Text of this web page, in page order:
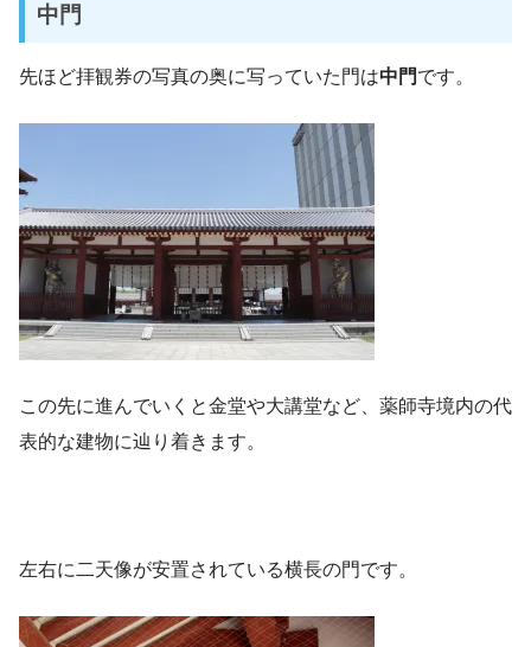
中門
先ほど拝観券の写真の奥に写っていた門は中門です。
この先に進んでいくと金堂や大講堂など、薬師寺境内の代
表的な建物に辿り着きます。
左右に二天像が安置されている横長の門です。